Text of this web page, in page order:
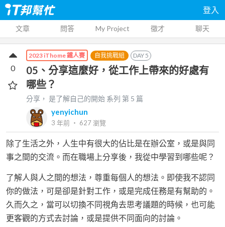
登入
文章 問答 My Project 徵才 聊天
2023 iThome 鐵人賽 自我挑戰組 DAY5
05、分享這麼好，從工作上帶來的好處有
哪些？
分享， 是了解自己的開始 系列 第 5 篇
yenyichun
3 年前 ‧ 627瀏覽
0
除了生活之外，人生中有很大的佔比是在辦公室，或是與同
事之間的交流。而在職場上分享後，我從中學習到哪些呢？
了解人與人之間的想法，尊重每個人的想法。即使我不認同
你的做法，可是卻是針對工作，或是完成任務是有幫助的。
久而久之，當可以切換不同視角去思考議題的時候，也可能
更客觀的方式去討論，或是提供不同面向的討論。